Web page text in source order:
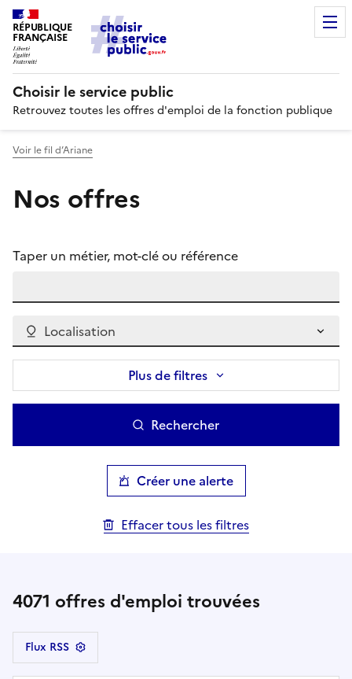
RÉPUBLIQUE
FRANÇAISE
Choisir le service public
Retrouvez toutes les offres d'emploi de la fonction publique
Voir le fil d’Ariane
Nos offres
Taper un métier, mot-clé ou référence
Localisation
Plus de filtres
Rechercher
Créer une alerte
Effacer tous les filtres
4071 offres d'emploi trouvées
Flux RSS